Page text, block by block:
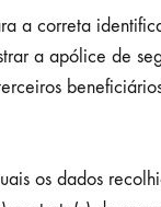
a correta
a apólice de
os dados